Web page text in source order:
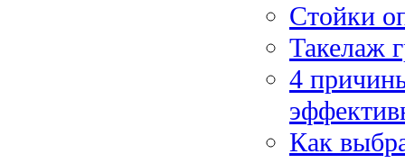
Стойки
Такелаж
4
Как